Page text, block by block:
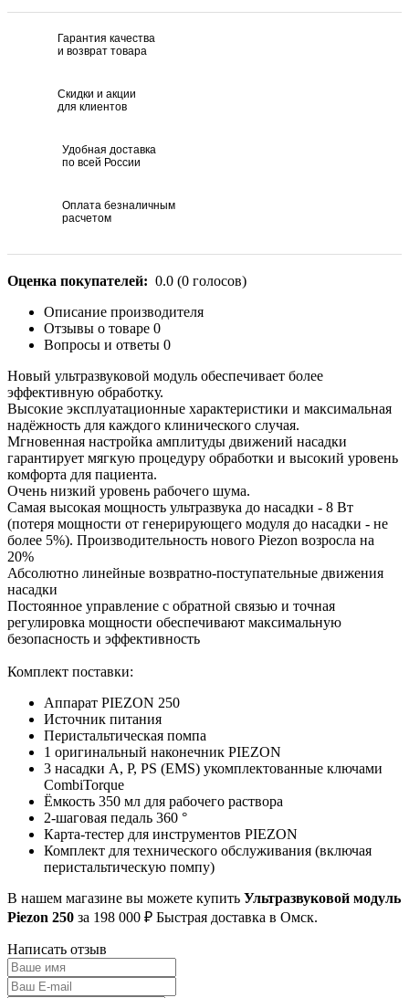
Гарантия качества
и возврат товара
Скидки и акции
для клиентов
Удобная доставка
по всей России
Оплата безналичным
расчетом
Оценка покупателей: 0.0 (0 голосов)
Описание производителя
Отзывы о товаре 0
Вопросы и ответы 0
Новый ультразвуковой модуль обеспечивает более
эффективную обработку.
Высокие эксплуатационные характеристики и максимальная
надёжность для каждого клинического случая.
Мгновенная настройка амплитуды движений насадки
гарантирует мягкую процедуру обработки и высокий уровень
комфорта для пациента.
Очень низкий уровень рабочего шума.
Самая высокая мощность ультразвука до насадки - 8 Вт
(потеря мощности от генерирующего модуля до насадки - не
более 5%). Производительность нового Piezon возросла на
20%
Абсолютно линейные возвратно-поступательные движения
насадки
Постоянное управление с обратной связью и точная
регулировка мощности обеспечивают максимальную
безопасность и эффективность
Комплект поставки:
Аппарат PIEZON 250
Источник питания
Перистальтическая помпа
1 оригинальный наконечник PIEZON
3 насадки A, P, PS (EMS) укомплектованные ключами
CombiTorque
Ёмкость 350 мл для рабочего раствора
2-шаговая педаль 360 °
Карта-тестер для инструментов PIEZON
Комплект для технического обслуживания (включая
перистальтическую помпу)
В нашем магазине вы можете купить Ультразвуковой модуль
Piezon 250 за 198 000 ₽ Быстрая доставка в Омск.
Написать отзыв